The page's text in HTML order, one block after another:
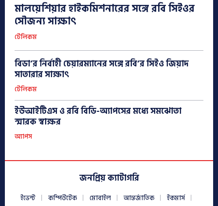
মালয়েশিয়ার হাইকমিশনারের সঙ্গে রবি সিইওর
সৌজন্য সাক্ষাৎ
টেলিকম
বিডা’র নির্বাহী চেয়ারম্যানের সঙ্গে রবি’র সিইও জিয়াদ
সাতারার সাক্ষাৎ
টেলিকম
ইউআইটিএস ও রবি বিডি-অ্যাপসের মধ্যে সমঝোতা
স্মারক স্বাক্ষর
অ্যাপস
জনপ্রিয় ক্যাটাগরি
ইভেন্ট কম্পিউটেক মোবাইল আন্তর্জাতিক
ইকমার্স